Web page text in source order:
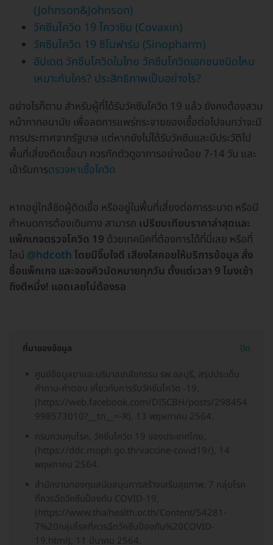
(Johnson&Johnson)
วัคซีนโควิด 19 โควาซิน (Covaxin)
วัคซีนโควิด 19 ซิโนฟาร์ม (Sinopharm)
อัปเดต วัคซีนโควิดในไทย วัคซีนโควิดเอกชนชนิดไหน
เหมาะกับใคร? ประสิทธิภาพเป็นอย่างไร?
อย่างไรก็ตาม สำหรับผู้ที่ได้รับวัคซีนโควิด 19 แล้ว ยังคงต้องสวม
หน้ากากอนามัย เพื่อลดการแพร่กระจายของเชื้อต่อไปจนกว่าจะมี
การประกาศจากรัฐบาล แต่หากยังไม่ได้รับวัคซีนและมีประวัติไป
พื้นที่เสี่ยงติดเชื้อมา ควรกักตัวดูอาการอย่างน้อย 7-14 วัน และ
เข้ารับการตรวจหาเชื้อโควิด
หากอยู่ใกล้ชิดผู้ติดเชื้อ หรืออยู่ในพื้นที่เสี่ยงต่อการระบาด หรือมี
กำหนดการต้องเดินทาง สามารถ เปรียบเทียบราคาล่าสุดและ
แพ็กเกจตรวจโควิด 19 ด้วยเทคนิคที่ต้องการได้ที่นี่เลย หรือที่
ไลน์ @hdcoth โดยมีจิ๊บใจดี เสียงใสคอยให้บริการข้อมูล สั่ง
ซื้อแพ็กเกจ และจองคิวนัดหมายทุกวัน ตั้งแต่เวลา 9 โมงเช้า
ถึงตีหนึ่ง! แอดเลยไม่ต้องรอ
ที่มาของข้อมูล ปิด
ศูนย์ข้อมูลยาและบริบาลเภสัชกรรม รพ.ชลบุรี, สรุปประเด็น
คำถาม-คำตอบ เกี่ยวกับการรับวัคซีนโควิด -​19,
(https://web.facebook.com/DISCBH/posts/298454
998573010?__tn__=-R), 13 พฤษภาคม 2564.
กรมควบคุมโรค, วัคซีนโควิด 19 ของประเทศไทย,
(https://ddc.moph.go.th/vaccine-covid19/), 14
พฤษภาคม 2564.
สำนักงานกองทุนสนับสนุนการสร้างเสริมสุขภาพ, 7 กลุ่มโรค
ที่ควรฉีดวัคซีนป้องกัน COVID-19,
(https://www.thaihealth.or.th/Content/54281-
7%20กลุ่มโรคที่ควรฉีดวัคซีนป้องกัน%20COVID-
19.html), 11 มีนาคม 2564.